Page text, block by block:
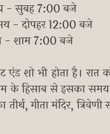
- सुबह 7:00 बजे
- दोपहर 12:00 बजे
- शाम 7:00 बजे
एंड शो भी होता है।
के हिसाब से इसका
गीता मंदिर,